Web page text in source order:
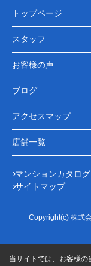
トップページ
スタッフ
お客様の声
ブログ
アクセスマップ
店舗一覧
マンションカタログ
サイトマップ
Copyright(c) 株式
当サイトでは、お客様の